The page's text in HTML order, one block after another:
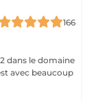
166
dans le domaine
avec beaucoup